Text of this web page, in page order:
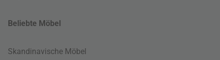
Beliebte Möbel
Skandinavische Möbel